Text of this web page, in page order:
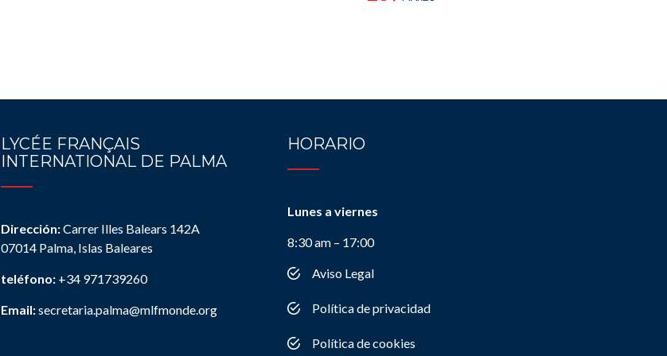
LYCÉE FRANÇAIS
INTERNATIONAL DE PALMA
Dirección:Carrer Illes Balears 142A
07014 Palma, Islas Baleares
teléfono: +34 971739260
Email:secretaria.palma@mlfmonde.org
HORARIO
Lunes a viernes
8:30 am – 17:00
Aviso Legal
Política de privacidad
Política de cookies